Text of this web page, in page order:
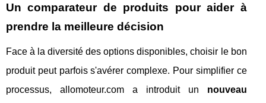
Un comparateur de produits pour aider à
prendre la meilleure décision
Face à la diversité des options disponibles, choisir le bon
produit peut parfois s'avérer complexe. Pour simplifier ce
processus, allomoteur.com a introduit un nouveau